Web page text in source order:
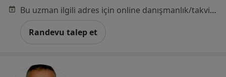
Bu uzman ilgili adres için online danışmanlık/takvim sunmuyor.
Randevu talep et